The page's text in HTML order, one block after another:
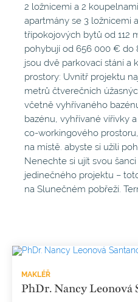
2 ložnicemi a 2
apartmány se 3 ložnicemi
třípokojových bytů od 112
pohybují od 656 000 € do
jsou dvě parkovací stání a
prostory: Uvnitř projektu
metrů čtverečních
včetně vyhřívaného
bazénu, vyhřívané vířivky
co-workingového
na místě. abyste si užili
Nenechte si ujít svou
jedinečného projektu –
na Slunečném pobřeží.
MAKLÉŘ
PhDr. Nancy Leonová